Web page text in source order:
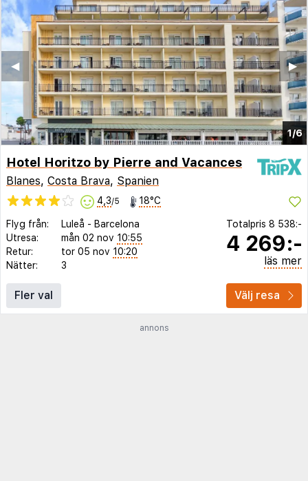
1/6
▶︎
◀︎
Hotel Horitzo by Pierre and Vacances
Blanes, Costa Brava, Spanien
4,3/5 18°C
Flyg från: Luleå - Barcelona
Utresa:
mån 02 nov 10:55
Retur:
tor 05 nov 10:20
Nätter:
3
Totalpris 8 538:-
4 269:-
läs mer
Fler val Välj resa
annons